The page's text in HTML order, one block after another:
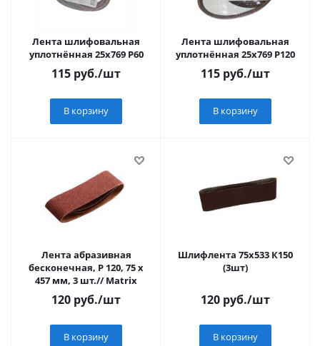
Лента шлифовальная
уплотнённая 25х769 Р60
115 руб./шт
В корзину
Лента шлифовальная
уплотнённая 25х769 Р120
115 руб./шт
В корзину
Лента абразивная
бесконечная, P 120, 75 х
457 мм, 3 шт.// Matrix
120 руб./шт
В корзину
Шлифлента 75х533 К150
(3шт)
120 руб./шт
В корзину